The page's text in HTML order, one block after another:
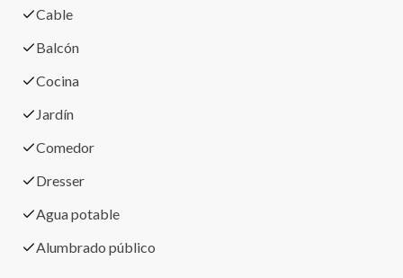
Cable
Balcón
Cocina
Jardín
Comedor
Dresser
Agua potable
Alumbrado público